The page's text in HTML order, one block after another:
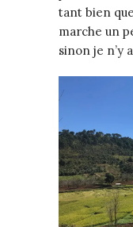
tant bien
marche un
sinon je n’y